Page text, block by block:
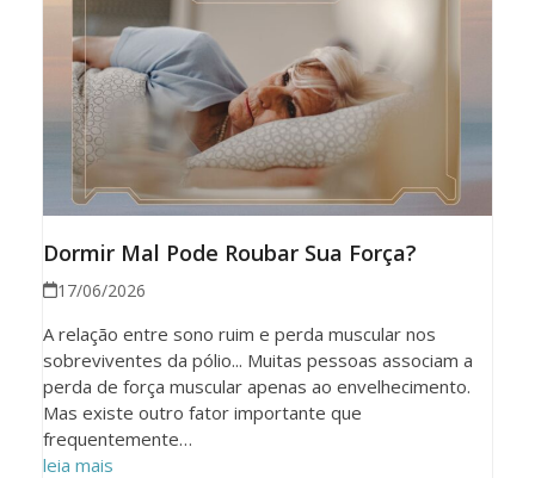
Dormir Mal Pode Roubar Sua Força?
17/06/2026
A relação entre sono ruim e perda muscular nos
sobreviventes da pólio... Muitas pessoas associam a
perda de força muscular apenas ao envelhecimento.
Mas existe outro fator importante que
frequentemente…
leia mais